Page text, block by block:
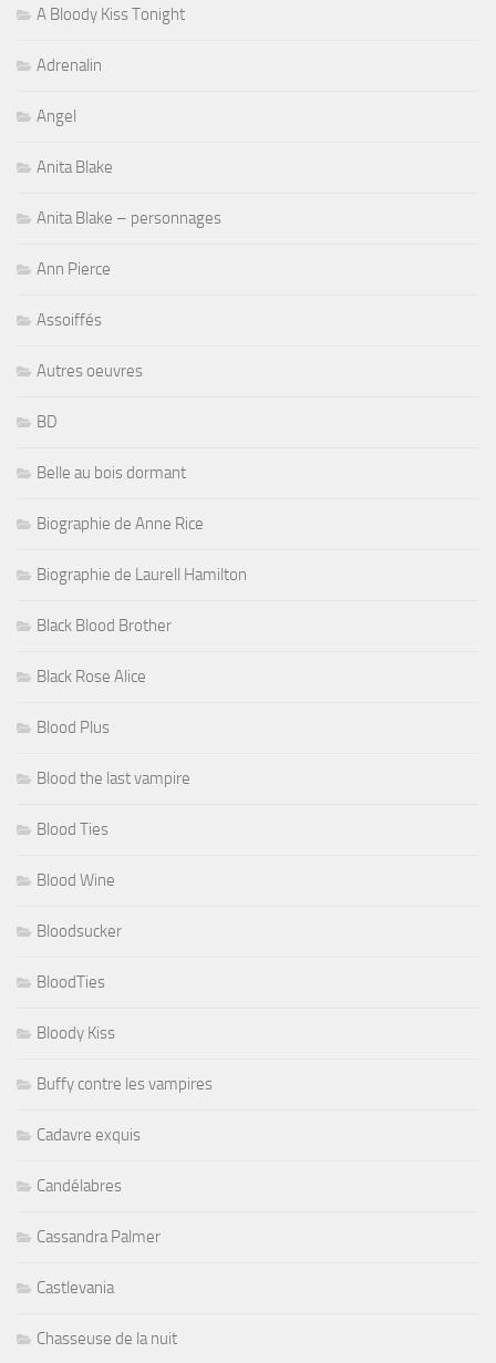
A Bloody Kiss Tonight
Adrenalin
Angel
Anita Blake
Anita Blake – personnages
Ann Pierce
Assoiffés
Autres oeuvres
BD
Belle au bois dormant
Biographie de Anne Rice
Biographie de Laurell Hamilton
Black Blood Brother
Black Rose Alice
Blood Plus
Blood the last vampire
Blood Ties
Blood Wine
Bloodsucker
BloodTies
Bloody Kiss
Buffy contre les vampires
Cadavre exquis
Candélabres
Cassandra Palmer
Castlevania
Chasseuse de la nuit